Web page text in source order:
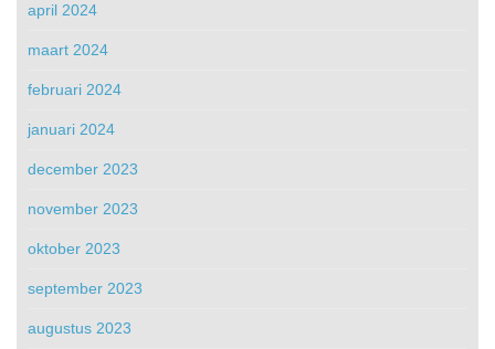
april 2024
maart 2024
februari 2024
januari 2024
december 2023
november 2023
oktober 2023
september 2023
augustus 2023